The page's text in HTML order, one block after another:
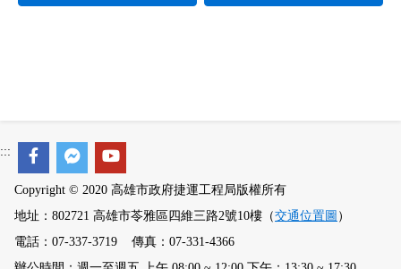
:::
Copyright © 2020 高雄市政府捷運工程局版權所有
地址：802721 高雄市苓雅區四維三路2號10樓（交通位置圖 ）
電話：07-337-3719 傳真：07-331-4366